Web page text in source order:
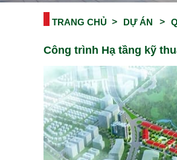
TRANG CHỦ DỰ ÁN
Công trình Hạ tầng kỹ